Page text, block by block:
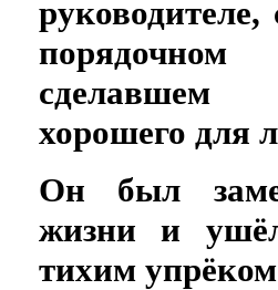
порядочном
хорошего для
Он был
жизни и
тихим